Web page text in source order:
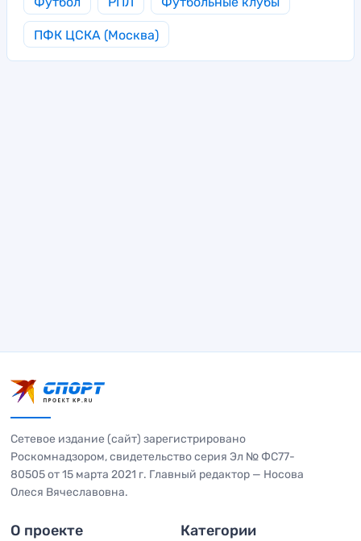
ПФК ЦСКА (Москва)
Сетевое издание (сайт) зарегистрировано
Роскомнадзором, свидетельство серия Эл № ФС77-
80505 от 15 марта 2021 г. Главный редактор — Носова
Олеся Вячеславовна.
О проекте Категории